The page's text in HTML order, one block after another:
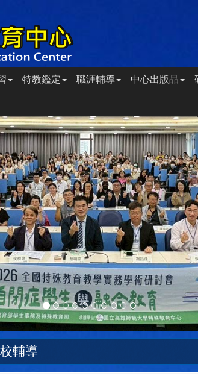
特教鑑定 職涯輔導 中心出版品
輔導